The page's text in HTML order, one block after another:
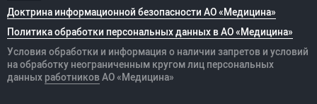
Доктрина информационной безопасности АО «Медицина»
Политика обработки персональных данных в АО «Медицина»
Условия обработки и информация о наличии запретов и условий
на обработку неограниченным кругом лиц персональных
данных работников АО «Медицина»